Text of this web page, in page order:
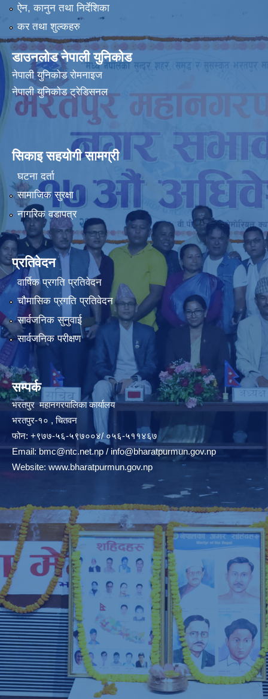
ऐन, कानुन तथा निर्देशिका
कर तथा शुल्कहरु
डाउनलोड नेपाली युनिकोड
नेपाली युनिकोड रोमनाइज
नेपाली युनिकोड ट्रेडिसनल
सिकाइ सहयोगी सामग्री
घटना दर्ता
सामाजिक सुरक्षा
नागरिक वडापत्र
प्रतिवेदन
वार्षिक प्रगति प्रतिवेदन
चौमासिक प्रगति प्रतिवेदन
सार्वजनिक सुनुवाई
सार्वजनिक परीक्षण
सम्पर्क
भरतपुर महानगरपालिका कार्यालय
भरतपुर-१० , चितवन
फोन: +९७७-५६-५९७००४/ ०५६-५११४६७
Email:bmc@ntc.net.np / info@bharatpurmun.gov.np
Website: www.bharatpurmun.gov.np